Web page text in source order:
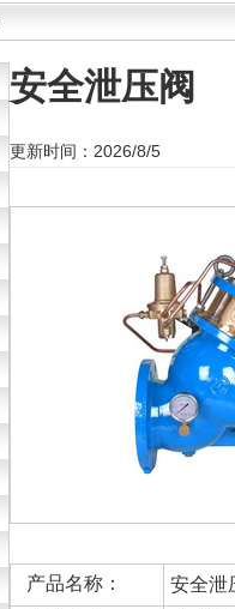
安全泄压阀
更新时间：2026/8/5
产品名称：
安全泄